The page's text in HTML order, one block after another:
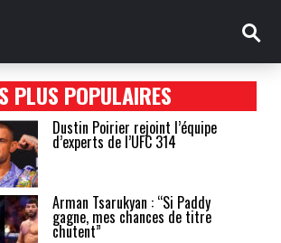
PLUS POPULAIRES
Dustin Poirier rejoint l’équipe
d’experts de l’UFC 314
Arman Tsarukyan : “Si Paddy
gagne, mes chances de titre
chutent”